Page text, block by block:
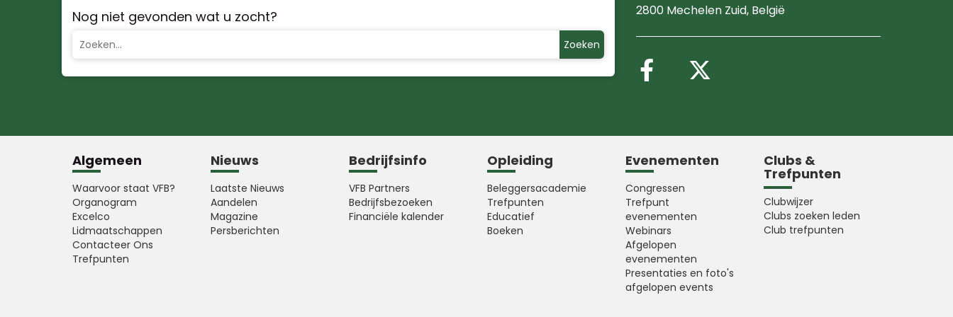
Nog niet gevonden wat u zocht?
Zoeken
2800 Mechelen Zuid, België
Volg ons op Facebook
Algemeen
Waarvoor staat VFB?
Organogram
Excelco
Lidmaatschappen
Contacteer Ons
Trefpunten
Nieuws
Laatste Nieuws
Aandelen
Magazine
Persberichten
Bedrijfsinfo
VFB Partners
Bedrijfsbezoeken
Financiële kalender
Opleiding
Beleggersacademie
Trefpunten
Educatief
Boeken
Evenementen
Congressen
Trefpunt
evenementen
Webinars
Afgelopen
evenementen
Presentaties en foto's
afgelopen events
Clubs &
Trefpunten
Clubwijzer
Clubs zoeken leden
Club trefpunten